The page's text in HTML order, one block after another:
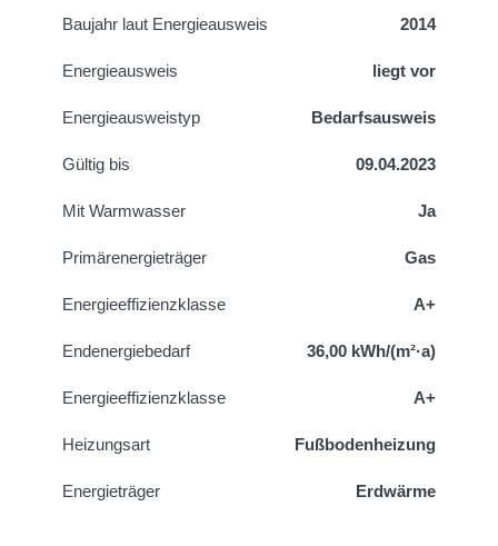
Baujahr laut Energieausweis 2014
Energieausweis liegt vor
Energie­ausweistyp Bedarfsausweis
Gültig bis 09.04.2023
Mit Warmwasser Ja
Primärenergieträger Gas
Energieeffizienzklasse A+
Endenergiebedarf 36,00 kWh/(m²·a)
Energieeffizienzklasse A+
Heizungsart Fußbodenheizung
Energieträger Erdwärme